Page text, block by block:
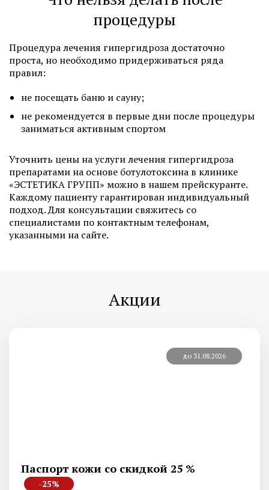
процедуры
Процедура лечения гипергидроза достаточно
проста, но необходимо придерживаться ряда
правил:
не посещать баню и сауну;
не рекомендуется в первые дни после процедуры
заниматься активным спортом
Уточнить цены на услуги лечения гипергидроза
препаратами на основе ботулотоксина в клинике
«ЭСТЕТИКА ГРУПП» можно в нашем прейскуранте.
Каждому пациенту гарантирован индивидуальный
подход. Для консультации свяжитесь со
специалистами по контактным телефонам,
указанными на сайте.
Акции
до 31.08.2026
Паспорт кожи со скидкой 25 %
-25%